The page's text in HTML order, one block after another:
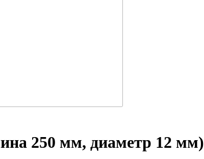
250 мм, диаметр 12 мм)